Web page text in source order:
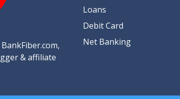
& affiliate
Loans
Debit Card
Net Banking